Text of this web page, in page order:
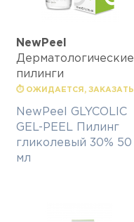
NewPeel
Дерматологические
пилинги
⏱ ОЖИДАЕТСЯ, ЗАКАЗАТЬ
NewPeel GLYCOLIC
GEL-PEEL Пилинг
гликолевый 30% 50
мл